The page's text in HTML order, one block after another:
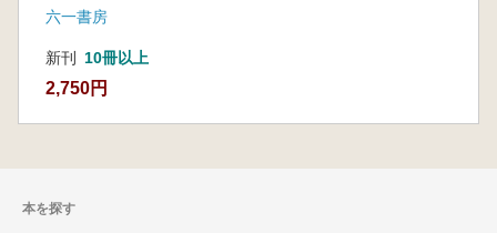
六一書房
新刊 10冊以上
2,750円
本を探す